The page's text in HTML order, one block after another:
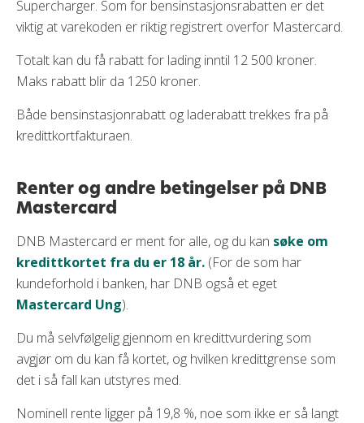
Supercharger. Som for bensinstasjonsrabatten er det
viktig at varekoden er riktig registrert overfor Mastercard.
Totalt kan du få rabatt for lading inntil 12 500 kroner.
Maks rabatt blir da 1250 kroner.
Både bensinstasjonrabatt og laderabatt trekkes fra på
kredittkortfakturaen.
Renter og andre betingelser på DNB
Mastercard
DNB Mastercard er ment for alle, og du kan søke om
kredittkortet fra du er 18 år. (For de som har
kundeforhold i banken, har DNB også et eget
Mastercard Ung).
Du må selvfølgelig gjennom en kredittvurdering som
avgjør om du kan få kortet, og hvilken kredittgrense som
det i så fall kan utstyres med.
Nominell rente ligger på 19,8 %, noe som ikke er så langt